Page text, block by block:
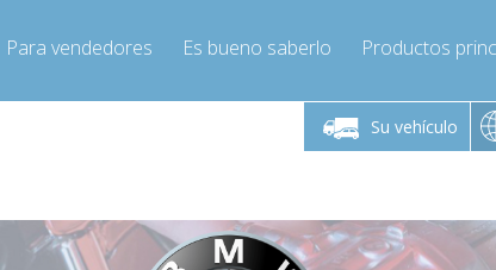
Para vendedores Es bueno saberlo Productos
Su vehículo
de 9:00 a De lunes a viernes de 9:00 a
16:00
Info@compressor-express.es
De lunes a